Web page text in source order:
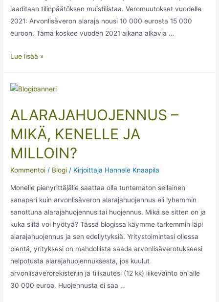
laaditaan tilinpäätöksen muistilistaa. Veromuutokset vuodelle
2021: Arvonlisäveron alaraja nousi 10 000 eurosta 15 000
euroon. Tämä koskee vuoden 2021 aikana alkavia …
Lue lisää »
ALARAJAHUOJENNUS –
MIKÄ, KENELLE JA
MILLOIN?
Kommentoi / Blogi / Kirjoittaja Hannele Knaapila
Monelle pienyrittäjälle saattaa olla tuntematon sellainen
sanapari kuin arvonlisäveron alarajahuojennus eli lyhemmin
sanottuna alarajahuojennus tai huojennus. Mikä se sitten on ja
kuka siitä voi hyötyä? Tässä blogissa käymme tarkemmin läpi
alarajahuojennus ja sen edellytyksiä. Yritystoimintasi ollessa
pientä, yrityksesi on mahdollista saada arvonlisäverotukseesi
helpotusta alarajahuojennuksesta, jos kuulut
arvonlisäverorekisteriin ja tilikautesi (12 kk) liikevaihto on alle
30 000 euroa. Huojennusta ei saa …